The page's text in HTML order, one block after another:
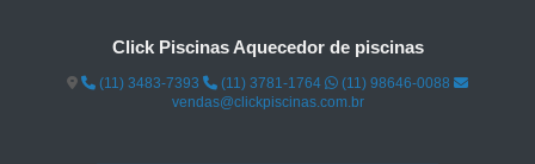
Click Piscinas Aquecedor de piscinas
(11) 3483-7393 (11) 3781-1764
(11) 98646-0088
vendas@clickpiscinas.com.br